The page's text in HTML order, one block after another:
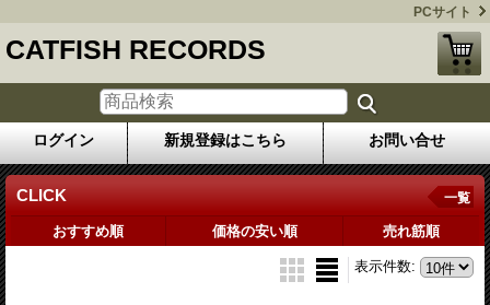
PCサイト
CATFISH RECORDS
ログイン 新規登録はこちら お問い合せ
CLICK 一覧
おすすめ順 価格の安い順 売れ筋順
表示件数: